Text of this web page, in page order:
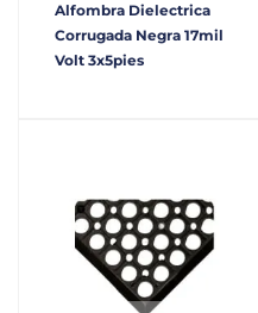
Alfombra Dielectrica
Corrugada Negra 17mil
Volt 3x5pies